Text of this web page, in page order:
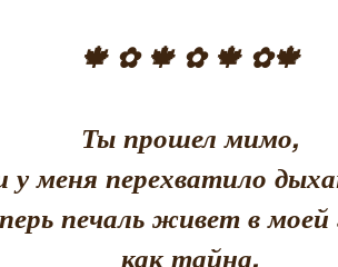
🍁 ✿ 🍁 ✿ 🍁 ✿🍁
Ты прошел мимо,
у меня перехватило
печаль живет в моей
как тайна.